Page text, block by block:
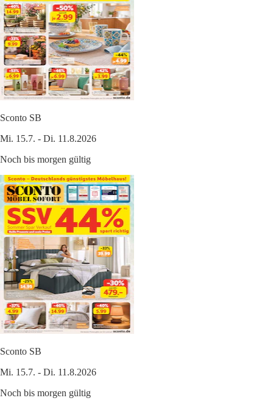
Sconto SB
Mi. 15.7. - Di. 11.8.2026
Noch bis morgen gültig
Sconto SB
Mi. 15.7. - Di. 11.8.2026
Noch bis morgen gültig